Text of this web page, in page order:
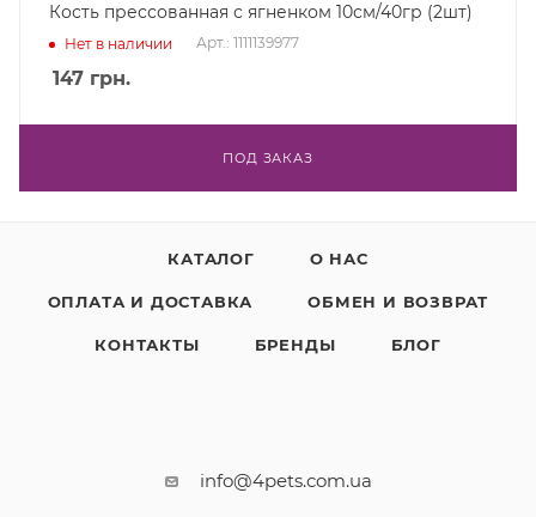
Кость прессованная с ягненком 10см/40гр (2шт)
Нет в наличии Арт.: 1111139977
147 грн.
ПОД ЗАКАЗ
КАТАЛОГ О НАС
ОПЛАТА И ДОСТАВКА ОБМЕН И ВОЗВРАТ
КОНТАКТЫ БРЕНДЫ БЛОГ
info@4pets.com.ua